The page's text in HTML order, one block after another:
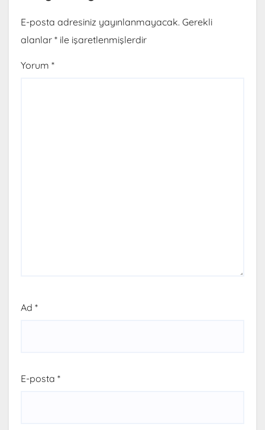
E-posta adresiniz yayınlanmayacak. Gerekli
alanlar * ile işaretlenmişlerdir
Yorum *
Ad *
E-posta *